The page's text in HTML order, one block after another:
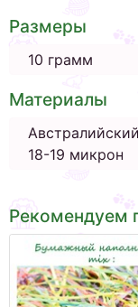
Размеры
10 грамм
Материалы
18-19 микрон
Рекомендуем